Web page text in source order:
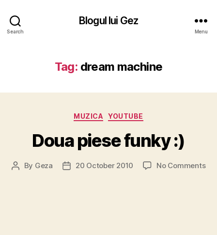
Search
Blogul lui Gez
Menu
Tag: dream machine
Categories
MUZICA YOUTUBE
Doua piese funky :)
Post
By Geza
Post20 October 2010 No Commentson